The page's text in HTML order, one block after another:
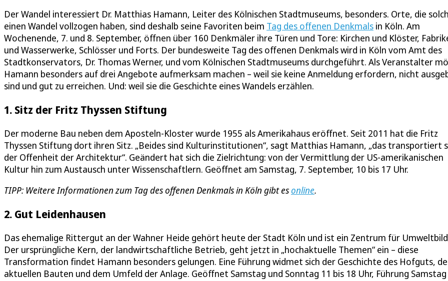
Der Wandel interessiert Dr. Matthias Hamann, Leiter des Kölnischen Stadtmuseums, besonders. Orte, die
einen Wandel vollzogen haben, sind deshalb seine Favoriten beim Tag des offenen Denkmals in Köln. Am
Wochenende, 7. und 8. September, öffnen über 160 Denkmäler ihre Türen und Tore: Kirchen und Klöster,
und Wasserwerke, Schlösser und Forts. Der bundesweite Tag des offenen Denkmals wird in Köln vom Amt des
Stadtkonservators, Dr. Thomas Werner, und vom Kölnischen Stadtmuseums durchgeführt. Als Veranstalter
Hamann besonders auf drei Angebote aufmerksam machen – weil sie keine Anmeldung erfordern, nicht
sind und gut zu erreichen. Und: weil sie die Geschichte eines Wandels erzählen.
1. Sitz der Fritz Thyssen Stiftung
Der moderne Bau neben dem Aposteln-Kloster wurde 1955 als Amerikahaus eröffnet. Seit 2011 hat die Fritz
Thyssen Stiftung dort ihren Sitz. „Beides sind Kulturinstitutionen“, sagt Matthias Hamann, „das transportiert
der Offenheit der Architektur“. Geändert hat sich die Zielrichtung: von der Vermittlung der US-amerikanischen
Kultur hin zum Austausch unter Wissenschaftlern. Geöffnet am Samstag, 7. September, 10 bis 17 Uhr.
TIPP: Weitere Informationen zum Tag des offenen Denkmals in Köln gibt esonline.
2. Gut Leidenhausen
Das ehemalige Rittergut an der Wahner Heide gehört heute der Stadt Köln und ist ein Zentrum für
Der ursprüngliche Kern, der landwirtschaftliche Betrieb, geht jetzt in „hochaktuelle Themen“ ein – diese
Transformation findet Hamann besonders gelungen. Eine Führung widmet sich der Geschichte des Hofguts,
aktuellen Bauten und dem Umfeld der Anlage. Geöffnet Samstag und Sonntag 11 bis 18 Uhr, Führung